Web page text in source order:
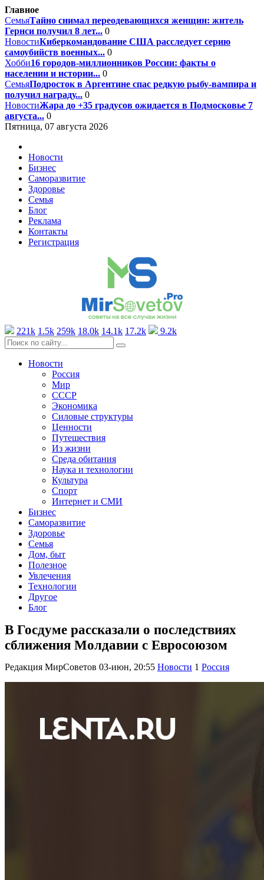
Главное
СемьяТайно снимал переодевающихся женщин: житель
Гернси получил 8 лет... 0
НовостиКиберкомандование США расследует серию
самоубийств военных... 0
Хобби16 городов-миллионников России: факты о
населении и истории... 0
СемьяПодросток в Аргентине спас редкую рыбу-вампира и
получил награду... 0
НовостиЖара до +35 градусов ожидается в Подмосковье 7
августа... 0
Пятница, 07 августа 2026
Новости
Бизнес
Саморазвитие
Здоровье
Семья
Блог
Реклама
Контакты
Регистрация
221k 1.5k 259k 18.0k 14.1k 17.2k 9.2k
Новости
Россия
Мир
СССР
Экономика
Силовые структуры
Ценности
Путешествия
Из жизни
Среда обитания
Наука и технологии
Культура
Спорт
Интернет и СМИ
Бизнес
Саморазвитие
Здоровье
Семья
Дом, быт
Полезное
Увлечения
Технологии
Другое
Блог
В Госдуме рассказали о последствиях
сближения Молдавии с Евросоюзом
Редакция МирСоветов 03-июн, 20:55 Новости 1 Россия